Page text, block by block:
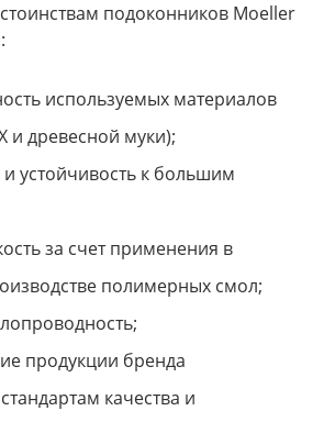
подоконников Moeller
используемых материалов
и древесной муки);
устойчивость к большим
за счет применения в
полимерных смол;
продукции бренда
качества и